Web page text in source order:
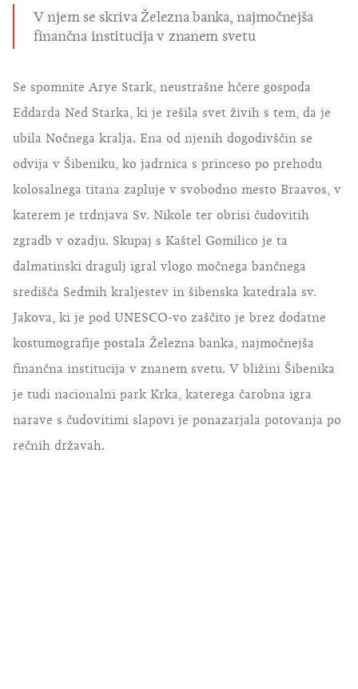
V njem se skriva Železna banka, najmočnejša
finančna institucija v znanem svetu
Se spomnite Arye Stark, neustrašne hčere gospoda
Eddarda Ned Starka, ki je rešila svet živih s tem, da je
ubila Nočnega kralja. Ena od njenih dogodivščin se
odvija v Šibeniku, ko jadrnica s princeso po prehodu
kolosalnega titana zapluje v svobodno mesto Braavos, v
katerem je trdnjava Sv. Nikole ter obrisi čudovitih
zgradb v ozadju. Skupaj s Kaštel Gomilico je ta
dalmatinski dragulj igral vlogo močnega bančnega
središča Sedmih kraljestev in šibenska katedrala sv.
Jakova, ki je pod UNESCO-vo zaščito je brez dodatne
kostumografije postala Železna banka, najmočnejša
finančna institucija v znanem svetu. V bližini Šibenika
je tudi nacionalni park Krka, katerega čarobna igra
narave s čudovitimi slapovi je ponazarjala potovanja po
rečnih državah.